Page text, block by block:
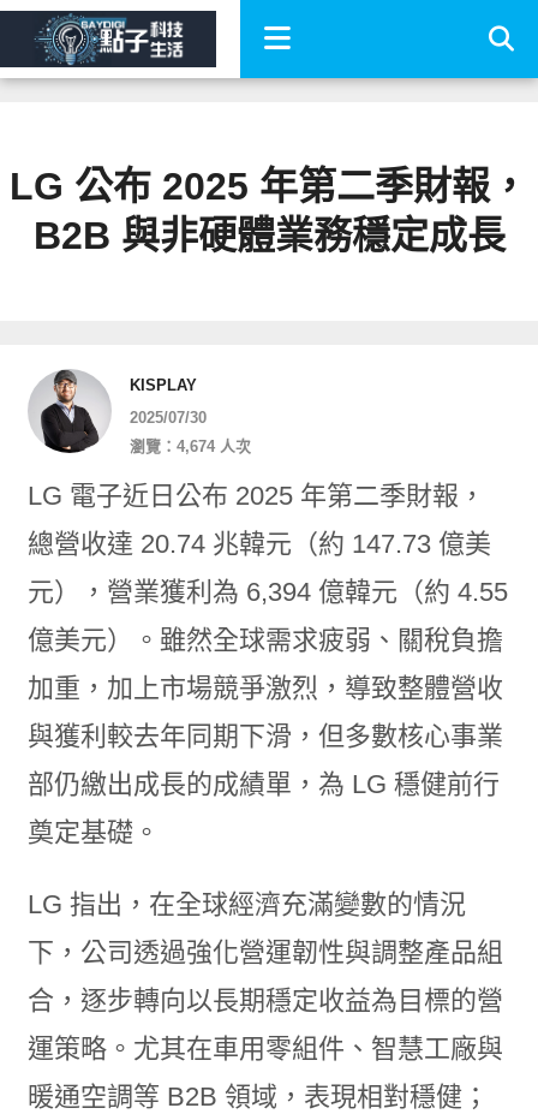
LG 公布 2025 年第二季財報，
B2B 與非硬體業務穩定成長
KISPLAY
2025/07/30
瀏覽：4,674 人次
LG 電子近日公布 2025 年第二季財報，
總營收達 20.74 兆韓元（約 147.73 億美
元），營業獲利為 6,394 億韓元（約 4.55
億美元）。雖然全球需求疲弱、關稅負擔
加重，加上市場競爭激烈，導致整體營收
與獲利較去年同期下滑，但多數核心事業
部仍繳出成長的成績單，為 LG 穩健前行
奠定基礎。
LG 指出，在全球經濟充滿變數的情況
下，公司透過強化營運韌性與調整產品組
合，逐步轉向以長期穩定收益為目標的營
運策略。尤其在車用零組件、智慧工廠與
暖通空調等 B2B 領域，表現相對穩健；